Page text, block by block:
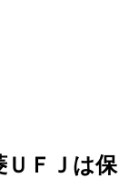
ＦＪは保